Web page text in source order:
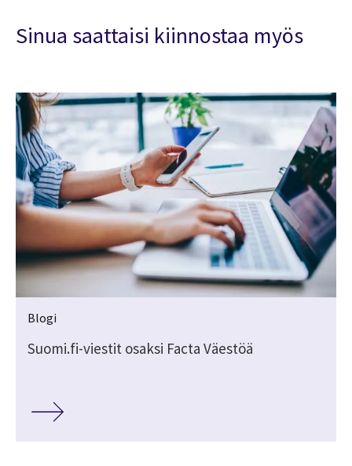
Sinua saattaisi kiinnostaa myös
Blogi
Suomi.fi-viestit osaksi Facta Väestöä